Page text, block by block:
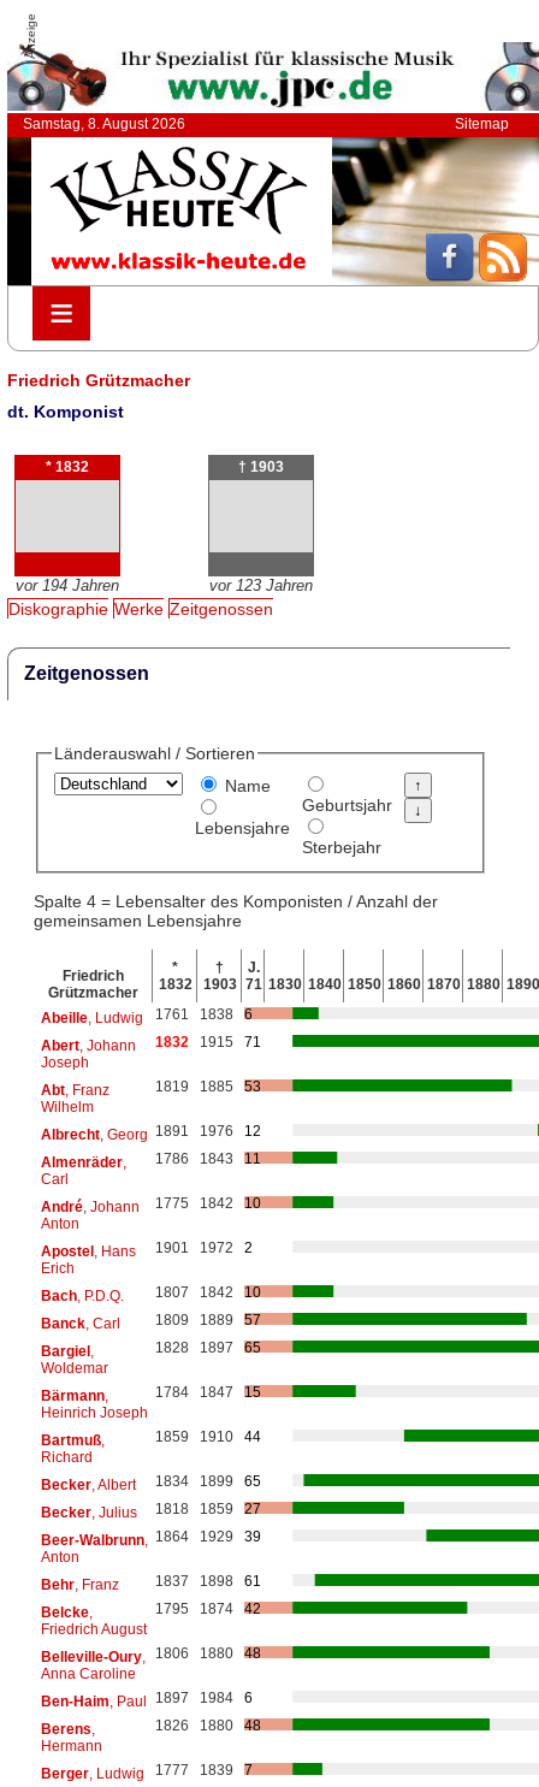
Anzeige
Samstag, 8. August 2026 Sitemap
≡
≡
Friedrich Grützmacher
dt. Komponist
* 1832
vor 194 Jahren
† 1903
vor 123 Jahren
Diskographie Werke Zeitgenossen
Zeitgenossen
Länderauswahl / Sortieren
Name
Lebensjahre
Geburtsjahr
Sterbejahr
Spalte 4 = Lebensalter des Komponisten / Anzahl der
gemeinsamen Lebensjahre
Friedrich
Grützmacher
*
1832
†
1903
J.
71 1830 1840 1850 1860 1870 1880 1890
Abeille, Ludwig 1761 1838
6
Abert, Johann
Joseph
1832 1915 71
Abt, Franz
Wilhelm
1819 1885 53
Albrecht, Georg 1891 1976
12
Almenräder,
Carl
1786 1843 11
André, Johann
Anton
1775 1842 10
Apostel, Hans
Erich
1901 1972 2
Bach, P.D.Q. 1807 1842
10
Banck, Carl 1809 1889
57
Bargiel,
Woldemar
1828 1897 65
Bärmann,
Heinrich Joseph
1784 1847 15
Bartmuß,
Richard
1859 1910 44
Becker, Albert 1834 1899
65
Becker, Julius 1818 1859
27
Beer-Walbrunn,
Anton
1864 1929 39
Behr, Franz 1837 1898
61
Belcke,
Friedrich August
1795 1874 42
Belleville-Oury,
Anna Caroline
1806 1880 48
Ben-Haim , Paul 1897 1984
6
Berens
Hermann
1826 1880 48
Berger, Ludwig 1777 1839
7